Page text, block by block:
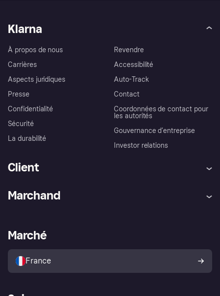
Klarna
À propos de nous
Carrières
Aspects juridiques
Presse
Confidentialité
Sécurité
La durabilité
Revendre
Accessibilité
Auto-Track
Contact
Coordonnées de contact pour
les autorités
Gouvernance d’entreprise
Investor relations
Client
Explorez les magasins
Politique de protection de
l’acheteur Klarna
Marchand
Portail Marchand
Marché
France